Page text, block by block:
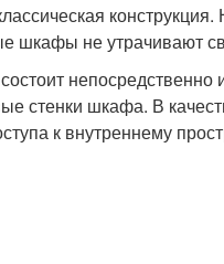
шкафы не утрачивают
непосредственно
стенки шкафа. В
к внутреннему